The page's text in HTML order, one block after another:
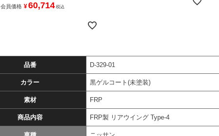
会員価格 ¥60,714 税込
品番 D-329-01
カラー 黒ゲルコート(未塗装)
素材 FRP
商品内容 FRP製 リアウイング Type-4